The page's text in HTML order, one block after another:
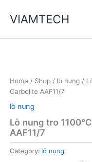
VIAMTECH
Home / Shop / lò nung /
Carbolite AAF11/7
lò nung
Lò nung tro
AAF11/7
Category: lò nung